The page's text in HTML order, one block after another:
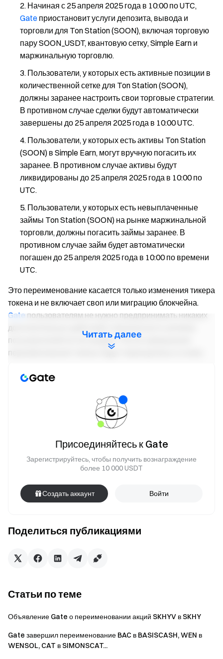
Начиная с 25 апреля 2025 года в 10:00 по UTC,
Gate приостановит услуги депозита, вывода и
торговли для Ton Station (SOON), включая торговую
пару SOON_USDT, квантовую сетку, Simple Earn и
маржинальную торговлю.
Пользователи, у которых есть активные позиции в
количественной сетке для Ton Station (SOON),
должны заранее настроить свои торговые стратегии.
В противном случае сделки будут автоматически
завершены до 25 апреля 2025 года в 10:00 UTC.
Пользователи, у которых есть активы Ton Station
(SOON) в Simple Earn, могут вручную погасить их
заранее. В противном случае активы будут
ликвидированы до 25 апреля 2025 года в 10:00 по
UTC.
Пользователи, у которых есть невыплаченные
займы Ton Station (SOON) на рынке маржинальной
торговли, должны погасить займы заранее. В
противном случае займ будет автоматически
погашен до 25 апреля 2025 года в 10:00 по времени
UTC.
Это переименование касается только изменения тикера
токена и не включает своп или миграцию блокчейна.
Gate пользователям не нужно предпринимать никаких
дополнительных действий, и безопасность активов
пользователей не пострадает. После завершения
переименования токены будут переоценены и снова
оставайтесь на связи для получения дальнейших
https://www.gate.com/myaccount/deposit/SOON
https://www.gate.com/trade/SOON_USDT
Шлюз в мир Крипто
легко на Gate
$10,000 в приветственных наградах
оставайтесь на связи
Следуйте за нами на X (Twitter)чтобы получить больше
Присоединяйтесь к нашему сообществу в Telegram
Читать далее
Поделиться публикациями
Присоединяйтесь к Gate
Зарегистрируйтесь, чтобы получить вознаграждение
более 10 000 USDT
Создать аккаунт Войти
Статьи по теме
Объявление Gate о переименовании акций SKHYV в SKHY
Gate завершил переименование BAC в BASISCASH, WEN в
WENSOL, CAT в SIMONSCAT...